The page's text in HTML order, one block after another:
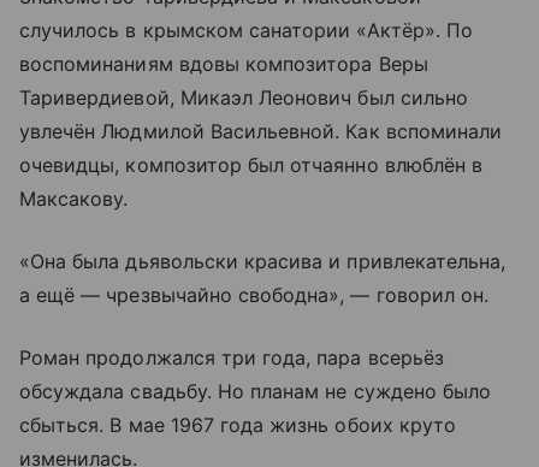
случилось в крымском санатории «Актёр». По
воспоминаниям вдовы композитора Веры
Таривердиевой, Микаэл Леонович был сильно
увлечён Людмилой Васильевной. Как вспоминали
очевидцы, композитор был отчаянно влюблён в
Максакову.
«Она была дьявольски красива и привлекательна,
а ещё — чрезвычайно свободна», — говорил он.
Роман продолжался три года, пара всерьёз
обсуждала свадьбу. Но планам не суждено было
сбыться. В мае 1967 года жизнь обоих круто
изменилась.